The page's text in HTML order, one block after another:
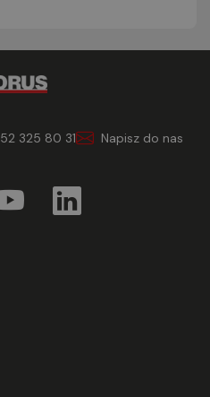
52 325 80 31 Napisz do nas